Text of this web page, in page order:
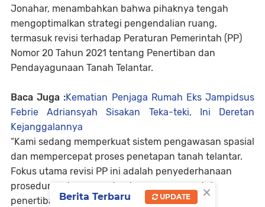
Jonahar, menambahkan bahwa pihaknya tengah
mengoptimalkan strategi pengendalian ruang,
termasuk revisi terhadap Peraturan Pemerintah (PP)
Nomor 20 Tahun 2021 tentang Penertiban dan
Pendayagunaan Tanah Telantar.
Baca Juga :Kematian Penjaga Rumah Eks Jampidsus
Febrie Adriansyah Sisakan Teka-teki, Ini Deretan
Kejanggalannya
“Kami sedang memperkuat sistem pengawasan spasial
dan mempercepat proses penetapan tanah telantar.
Fokus utama revisi PP ini adalah penyederhanaan
prosedur serta penguatan kewenangan untuk
penertiban,” ungkapnya.
×
Berita Terbaru UPDATE